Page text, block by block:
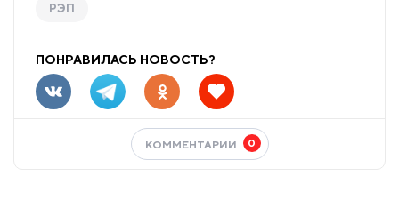
РЭП
ПОНРАВИЛАСЬ НОВОСТЬ?
КОММЕНТАРИИ 0